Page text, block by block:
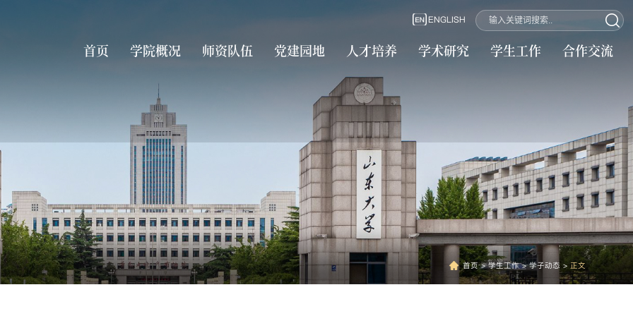
ENGLISH
首页 学院概况 师资队伍 党建园地 人才培养 学术研究 学生工作 合作交流
首页>学生工作>学子动态 > 正文